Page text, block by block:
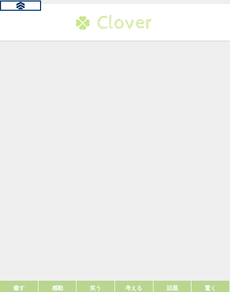
癒す 感動 笑う 考える 話題 驚く